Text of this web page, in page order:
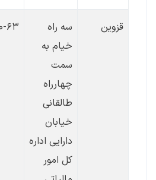
قزوین
سه راه
خیام به
سمت
چهارراه
طالقانی
خیابان
دارایی اداره
کل امور